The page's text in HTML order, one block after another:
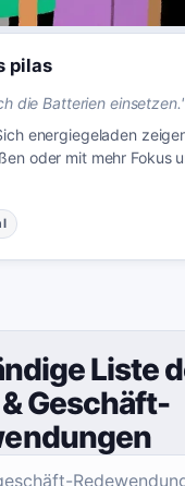
pilas
die Batterien einsetzen.
energiegeladen
oder mit mehr Fokus
Liste
Geschäft-